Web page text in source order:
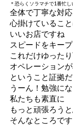
＊恐らくソラマチで1番忙し
全体で丁寧な対
心掛けているこ
いいお店ですね
スピードをキー
これだけゆった
オペレーション
ということ証拠
うーん！勉強に
私たちも素直に
もっと頑張ろう
そんなところです